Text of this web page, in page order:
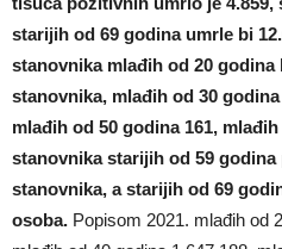
starijih od 69 godina umrle bi
stanovnika mlađih od 20
stanovnika, mlađih od 30
mlađih od 50 godina 161,
stanovnika starijih od 59 godina
stanovnika, a starijih od 69
osoba. Popisom 2021. mlađih od